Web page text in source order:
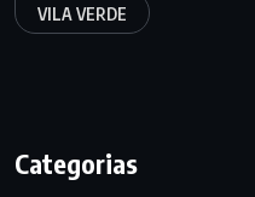
VILA VERDE
Categorias